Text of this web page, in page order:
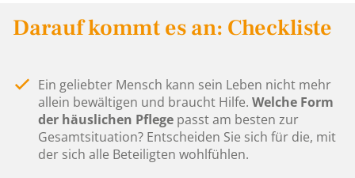
Darauf kommt es an: Checkliste
Ein geliebter Mensch kann sein Leben nicht mehr
allein bewältigen und braucht Hilfe. Welche Form
der häuslichen Pflege passt am besten zur
Gesamtsituation? Entscheiden Sie sich für die, mit
der sich alle Beteiligten wohlfühlen.